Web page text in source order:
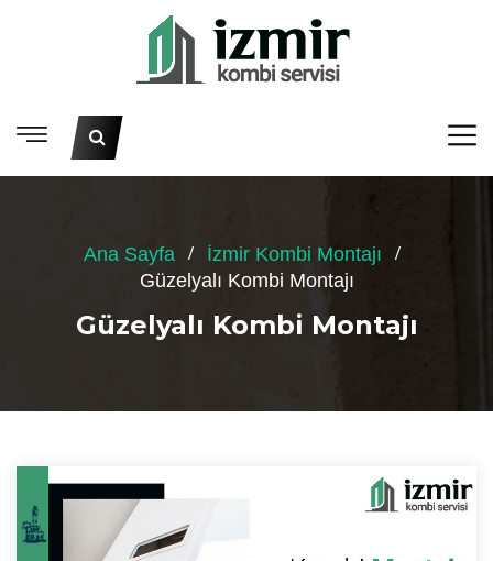
Ana Sayfa
İzmir Kombi Montajı
Güzelyalı Kombi Montajı
Güzelyalı Kombi Montajı